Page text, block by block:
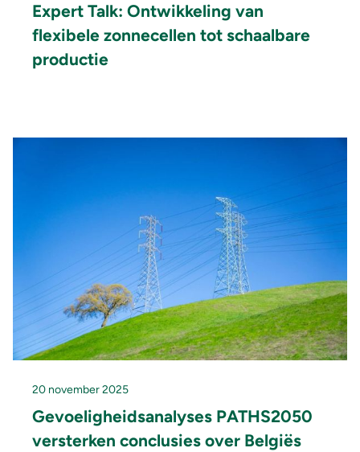
Expert Talk: Ontwikkeling van
flexibele zonnecellen tot schaalbare
productie
20 november 2025
Gevoeligheidsanalyses PATHS2050
versterken conclusies over Belgiës